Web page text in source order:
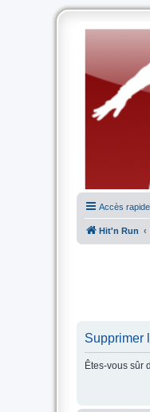
Accès rapide
Hit'n Run
Supprimer
Êtes-vous sûr